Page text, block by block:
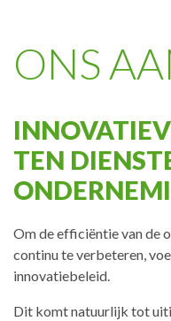
ONS
TEN
Om de efficiëntie van de
continu te verbeteren,
innovatiebeleid.
Dit komt natuurlijk tot